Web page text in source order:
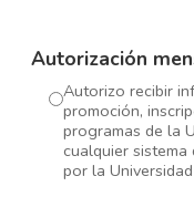
Autorización
Autorizo recibir
promoción,
programas de la
cualquier
por la